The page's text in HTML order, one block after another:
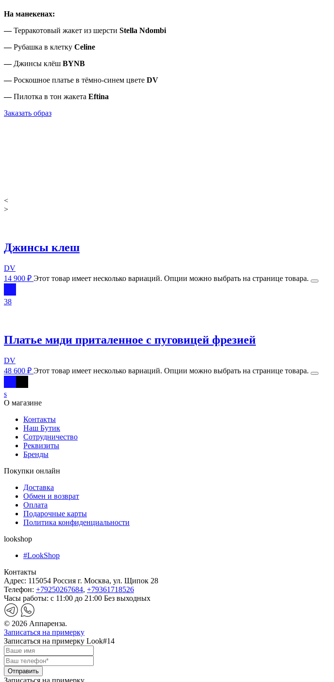
На манекенах:
—Терракотовый жакет из шерсти Stella Ndombi
—Рубашка в клетку Celine
—Джинсы клёш BYNB
—Роскошное платье в тёмно-синем цвете DV
—Пилотка в тон жакета Eftina
Заказать образ
<
>
Джинсы клеш
DV
14 900 ₽ Этот товар имеет несколько вариаций. Опции можно выбрать на странице товара.
38
Платье миди приталенное с пуговицей фрезией
DV
48 600 ₽ Этот товар имеет несколько вариаций. Опции можно выбрать на странице товара.
s
О магазине
Контакты
Наш Бутик
Сотрудничество
Реквизиты
Бренды
Покупки онлайн
Доставка
Обмен и возврат
Оплата
Подарочные карты
Политика конфиденциальности
lookshop
#LookShop
Контакты
Адрес: 115054 Россия г. Москва, ул. Щипок 28
Телефон: +79250267684, +79361718526
Часы работы: с 11:00 до 21:00 Без выходных
© 2026 Аппаренза.
Записаться на примерку
Записаться на примерку Look#14
Записаться на примерку